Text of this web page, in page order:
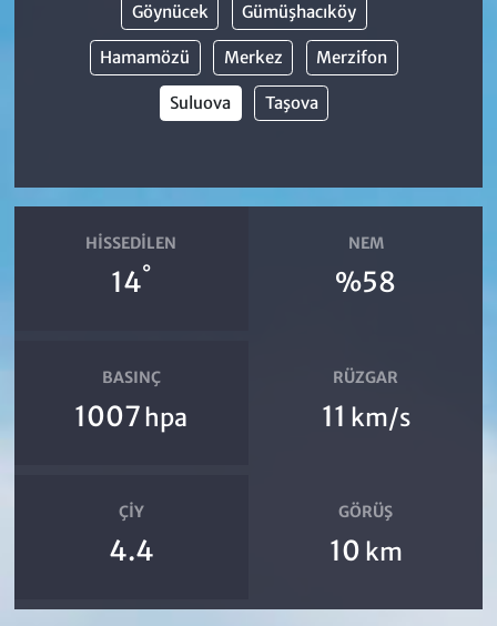
Göynücek Gümüşhacıköy
Hamamözü Merkez Merzifon
Suluova Taşova
HISSEDILEN
14°
NEM
%58
BASINÇ
1007 hpa
RÜZGAR
11 km/s
ÇIY
4.4
GÖRÜŞ
10 km